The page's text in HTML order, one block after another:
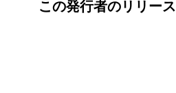
この発行者のリリース